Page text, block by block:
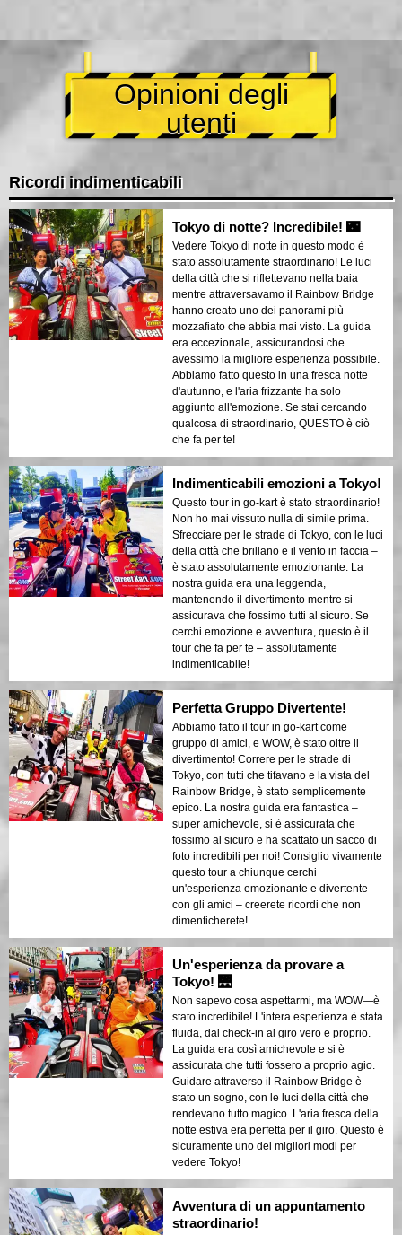
Opinioni degli
utenti
Ricordi indimenticabili
Tokyo di notte? Incredibile! 🌃
Vedere Tokyo di notte in questo modo è
stato assolutamente straordinario! Le luci
della città che si riflettevano nella baia
mentre attraversavamo il Rainbow Bridge
hanno creato uno dei panorami più
mozzafiato che abbia mai visto. La guida
era eccezionale, assicurandosi che
avessimo la migliore esperienza possibile.
Abbiamo fatto questo in una fresca notte
d'autunno, e l'aria frizzante ha solo
aggiunto all'emozione. Se stai cercando
qualcosa di straordinario, QUESTO è ciò
che fa per te!
Indimenticabili emozioni a Tokyo!
Questo tour in go-kart è stato straordinario!
Non ho mai vissuto nulla di simile prima.
Sfrecciare per le strade di Tokyo, con le luci
della città che brillano e il vento in faccia –
è stato assolutamente emozionante. La
nostra guida era una leggenda,
mantenendo il divertimento mentre si
assicurava che fossimo tutti al sicuro. Se
cerchi emozione e avventura, questo è il
tour che fa per te – assolutamente
indimenticabile!
Perfetta Gruppo Divertente!
Abbiamo fatto il tour in go-kart come
gruppo di amici, e WOW, è stato oltre il
divertimento! Correre per le strade di
Tokyo, con tutti che tifavano e la vista del
Rainbow Bridge, è stato semplicemente
epico. La nostra guida era fantastica –
super amichevole, si è assicurata che
fossimo al sicuro e ha scattato un sacco di
foto incredibili per noi! Consiglio vivamente
questo tour a chiunque cerchi
un'esperienza emozionante e divertente
con gli amici – creerete ricordi che non
dimenticherete!
Un'esperienza da provare a
Tokyo! 🌉
Non sapevo cosa aspettarmi, ma WOW—è
stato incredibile! L'intera esperienza è stata
fluida, dal check-in al giro vero e proprio.
La guida era così amichevole e si è
assicurata che tutti fossero a proprio agio.
Guidare attraverso il Rainbow Bridge è
stato un sogno, con le luci della città che
rendevano tutto magico. L'aria fresca della
notte estiva era perfetta per il giro. Questo è
sicuramente uno dei migliori modi per
vedere Tokyo!
Avventura di un appuntamento
straordinario!